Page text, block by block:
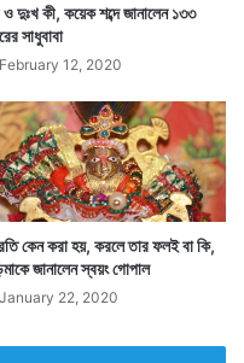
পাহাড়িঢালে।
দুঃখ কী, কয়েক শব্দে জানালেন ১৩৩
সাধুবাবা
February 12, 2020
কেন করা হয়, করলে তার ফলই বা কি,
জানালেন স্বয়ং গোপাল
January 22, 2020